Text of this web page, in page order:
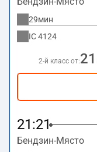
29мин
IC4124
2-й класс от:21
21:21
Бендзин-Място